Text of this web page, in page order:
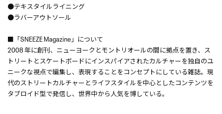
●テキスタイルライニング
●ラバーアウトソール
■「SNEEZE Magazine」について
2008 年に創刊、ニューヨークとモントリオールの間に拠点を置き、ス
トリートとスケートボードにインスパイアされたカルチャーを独自のユ
ニークな視点で編集し、表現することをコンセプトにしている雑誌。現
代のストリートカルチャーとライフスタイルを中心としたコンテンツを
タブロイド型で発信し、世界中から人気を博している。